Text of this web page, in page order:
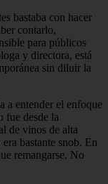
bastaba con hacer
contarlo,
para públicos
y directora, está
sin diluir la
a entender el enfoque
fue desde la
de vinos de alta
bastante snob. En
remangarse. No